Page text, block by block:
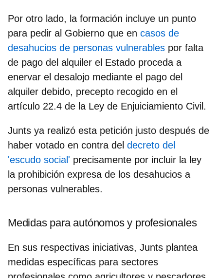
Por otro lado, la formación incluye un punto
para pedir al Gobierno que en casos de
desahucios de personas vulnerables por falta
de pago del alquiler el Estado proceda a
enervar el desalojo mediante el pago del
alquiler debido, precepto recogido en el
artículo 22.4 de la Ley de Enjuiciamiento Civil.
Junts ya realizó esta petición justo después de
haber votado en contra del decreto del
'escudo social' precisamente por incluir la ley
la prohibición expresa de los desahucios a
personas vulnerables.
Medidas para autónomos y profesionales
En sus respectivas iniciativas, Junts plantea
medidas específicas para sectores